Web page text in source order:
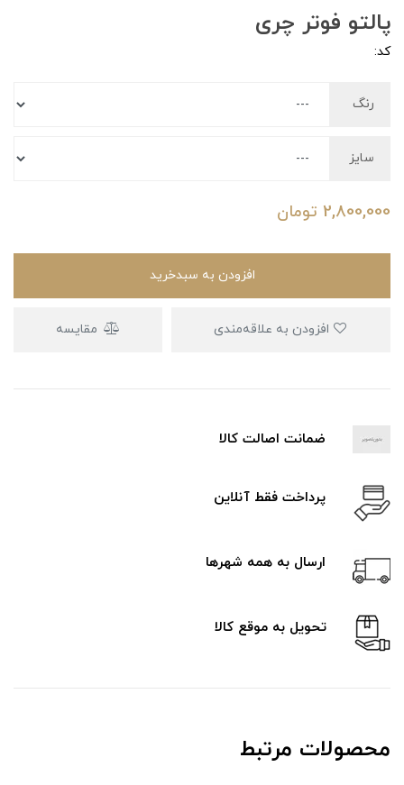
پالتو فوتر چری
کد:
رنگ
سایز
2,800,000 تومان
افزودن به سبدخرید
مقایسه
ضمانت اصالت کالا
پرداخت فقط آنلاین
ارسال به همه شهرها
تحویل به موقع کالا
محصولات مرتبط